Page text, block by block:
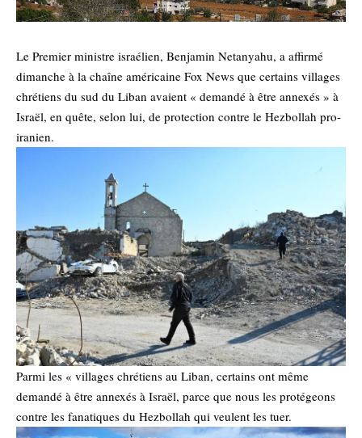
Le Premier ministre israélien, Benjamin Netanyahu, a affirmé
dimanche à la chaîne américaine Fox News que certains villages
chrétiens du sud du Liban avaient « demandé à être annexés » à
Israël, en quête, selon lui, de protection contre le Hezbollah pro-
iranien.
Parmi les « villages chrétiens au Liban, certains ont même
demandé à être annexés à Israël, parce que nous les protégeons
contre les fanatiques du Hezbollah qui veulent les tuer.